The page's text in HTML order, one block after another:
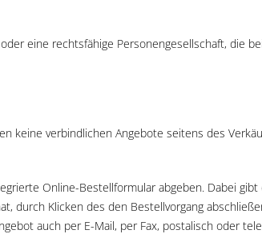
eine rechtsfähige Personengesellschaft, die
keine verbindlichen Angebote seitens des
Online-Bestellformular abgeben. Dabei
durch Klicken des den Bestellvorgang
auch per E-Mail, per Fax, postalisch oder